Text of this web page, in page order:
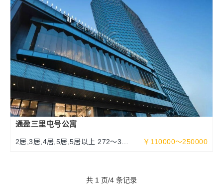
通盈三里屯号公寓
2居,3居,4居,5居,5居以上 272～377
￥110000～250000
共 1 页/4 条记录